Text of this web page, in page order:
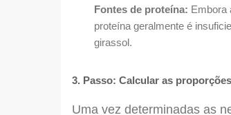
Fontes de proteína: Embora
proteína geralmente é
girassol.
3. Passo: Calcular as
Uma vez determinadas as